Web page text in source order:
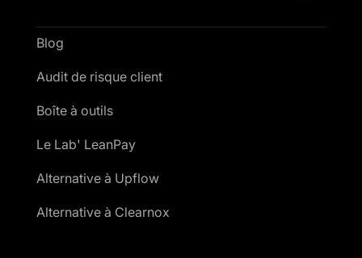
Blog
Audit de risque client
Boîte à outils
Le Lab' LeanPay
Alternative à Upflow
Alternative à Clearnox